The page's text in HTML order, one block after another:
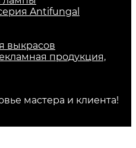
Antifungal
выкрасов
продукция,
мастера и клиента!